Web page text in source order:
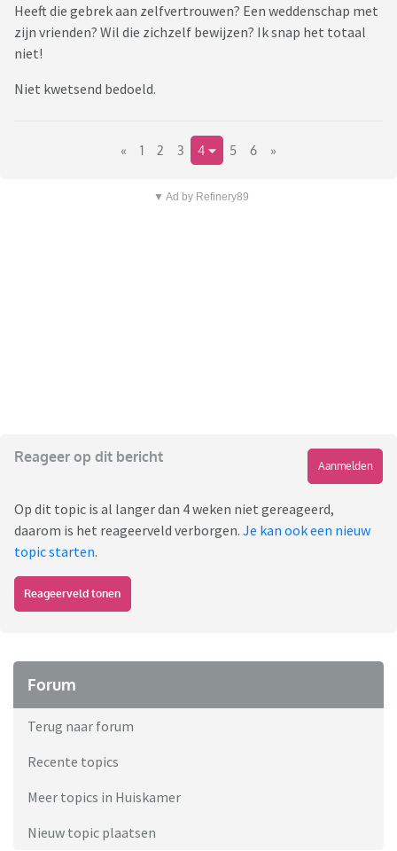
Heeft die gebrek aan zelfvertrouwen? Een weddenschap met
zijn vrienden? Wil die zichzelf bewijzen? Ik snap het totaal
niet!
Niet kwetsend bedoeld.
« 1 2 3 4 5 6 »
▼ Ad by Refinery89
Reageer op dit bericht
Aanmelden
Op dit topic is al langer dan 4 weken niet gereageerd,
daarom is het reageerveld verborgen. Je kan ook een nieuw
topic starten.
Reageerveld tonen
Forum
Terug naar forum
Recente topics
Meer topics in Huiskamer
Nieuw topic plaatsen